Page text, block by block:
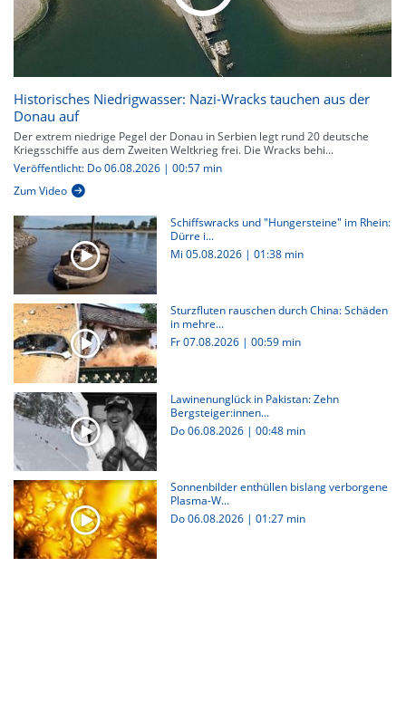
Historisches Niedrigwasser: Nazi-Wracks tauchen aus der
Donau auf
Der extrem niedrige Pegel der Donau in Serbien legt rund 20 deutsche
Kriegsschiffe aus dem Zweiten Weltkrieg frei. Die Wracks behi...
Veröffentlicht: Do 06.08.2026 | 00:57 min
Zum Video
Schiffswracks und "Hungersteine" im Rhein:
Dürre i...
Mi 05.08.2026 | 01:38 min
Sturzfluten rauschen durch China: Schäden
in mehre...
Fr 07.08.2026 | 00:59 min
Lawinenunglück in Pakistan: Zehn
Bergsteiger:innen...
Do 06.08.2026 | 00:48 min
Sonnenbilder enthüllen bislang verborgene
Plasma-W...
Do 06.08.2026 | 01:27 min